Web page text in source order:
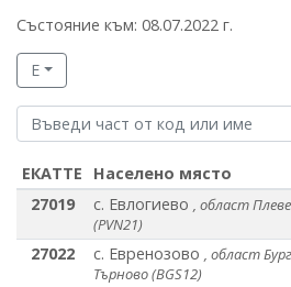
Състояние към: 08.07.2022 г.
Е
ЕКАТТЕ
Населено място
27019
с. Евлогиево , област
(PVN21)
27022 с. Евренозово , област
Търново (BGS12)